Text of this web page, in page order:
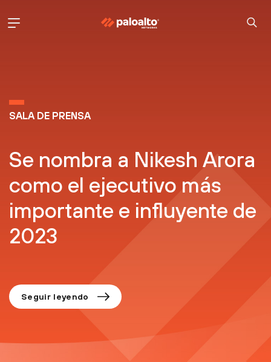
SALA DE PRENSA
Se nombra a Nikesh Arora
como el ejecutivo más
importante e influyente de
2023
Seguir leyendo